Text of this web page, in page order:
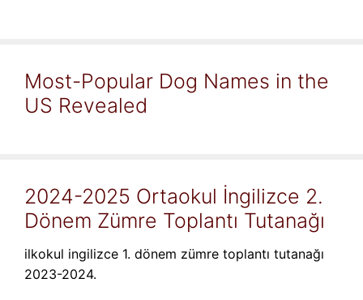
Most-Popular Dog Names in the
US Revealed
2024-2025 Ortaokul İngilizce 2.
Dönem Zümre Toplantı Tutanağı
ilkokul ingilizce 1. dönem zümre toplantı tutanağı
2023-2024.